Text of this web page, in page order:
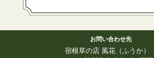
お問い合わせ先
宿根草の店 風花（ふうか）